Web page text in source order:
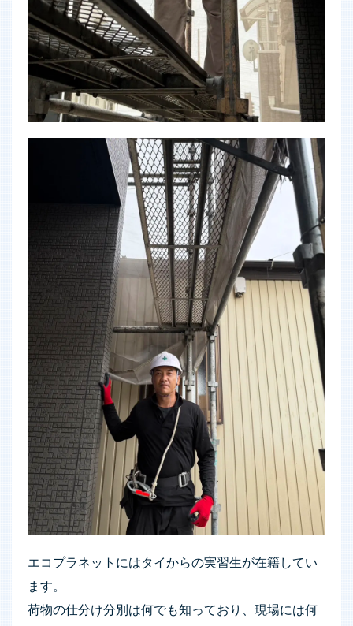
エコプラネットにはタイからの実習生が在籍してい
ます。
荷物の仕分け分別は何でも知っており、現場には何